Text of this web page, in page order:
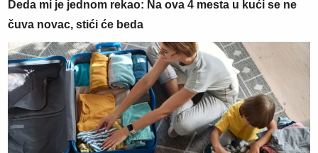
Deda mi je jednom rekao: Na ova 4 mesta u kući se ne
čuva novac, stići će beda